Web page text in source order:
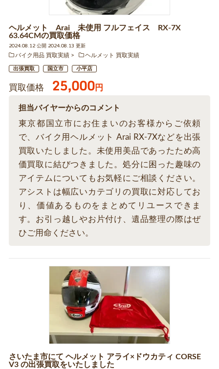
ヘルメット Arai 未使用 フルフェイス RX-7X
63.64CMの買取価格
2024.08.12 公開 2024.08.13 更新
バイク用品 買取実績
ヘルメット 買取実績
出張買取 国立市 小平店
買取価格 25,000円
担当バイヤーからのコメント
東京都国立市にお住まいのお客様からご依頼
で、バイク用ヘルメット Arai RX-7Xなどを出張
買取いたしました。未使用美品であったため高
価買取に結びつきました。処分に困った趣味の
アイテムについてもお気軽にご相談ください。
アシストは幅広いカテゴリの買取に対応してお
り、価値あるものをまとめてリユースできま
す。お引っ越しやお片付け、遺品整理の際はぜ
ひご用命ください。
さいたま市にて ヘルメット アライ×ドウカティ CORSE
V3 の出張買取をいたしました